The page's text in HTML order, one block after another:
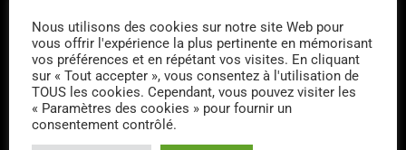
15/08/2026 –
RECENSEMENT ASSO –
XVD
Nous utilisons des cookies sur notre site Web pour
vous offrir l'expérience la plus pertinente en mémorisant
vos préférences et en répétant vos visites. En cliquant
sur « Tout accepter », vous consentez à l'utilisation de
TOUS les cookies. Cependant, vous pouvez visiter les
« Paramètres des cookies » pour fournir un
consentement contrôlé.